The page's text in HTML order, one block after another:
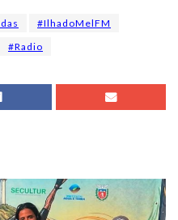
#IlhadoMelFM
#Radio